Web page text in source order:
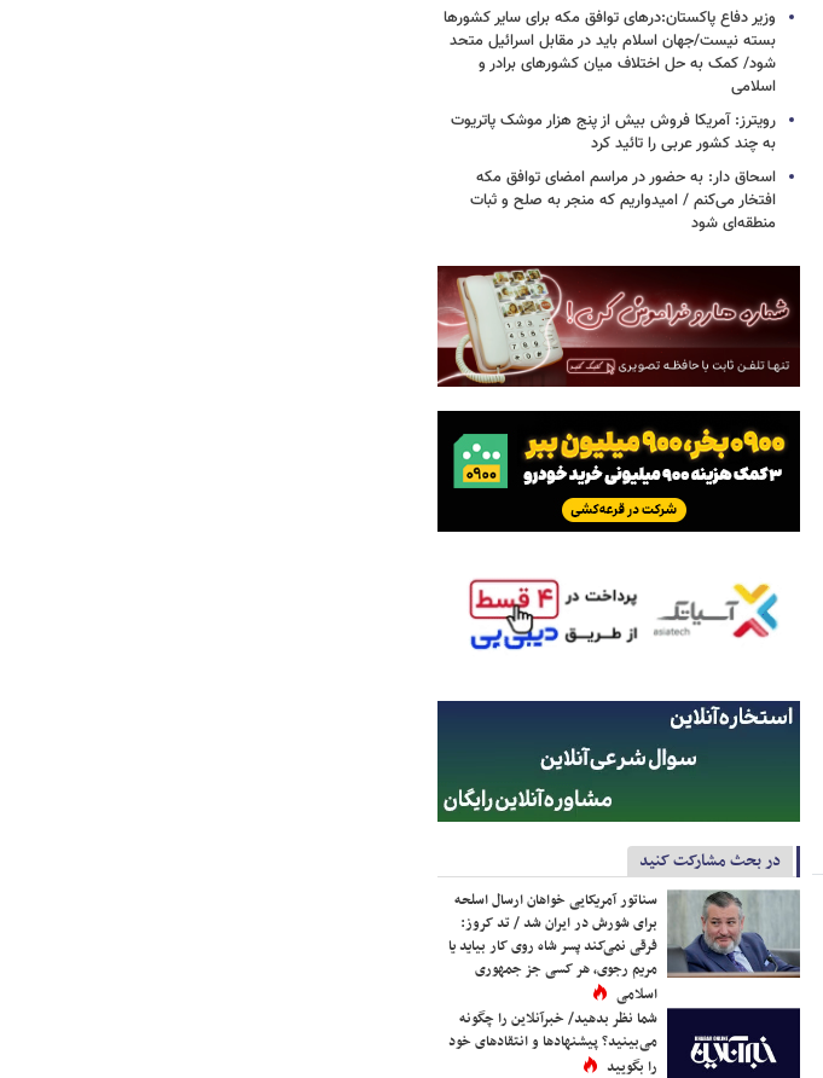
وزیر دفاع پاکستان:درهای توافق مکه برای سایر کشورها
بسته نیست/جهان اسلام باید در مقابل اسرائیل متحد
شود/ کمک به حل اختلاف میان کشورهای برادر و
اسلامی
رویترز: آمریکا فروش بیش از پنج هزار موشک پاتریوت
به چند کشور عربی را تائید کرد
اسحاق‌ دار: به حضور در مراسم امضای توافق مکه
افتخار می‌کنم / امیدواریم که منجر به صلح و ثبات
منطقه‌ای شود
در بحث مشارکت کنید
سناتور آمریکایی خواهان ارسال اسلحه
برای شورش در ایران شد / تد کروز:
فرقی نمی‌کند پسر شاه روی کار بیاید یا
مریم رجوی، هر کسی جز جمهوری
اسلامی
شما نظر بدهید/ خبرآنلاین را چگونه
می‌بینید؟ پیشنهادها و انتقادهای خود
را بگویید